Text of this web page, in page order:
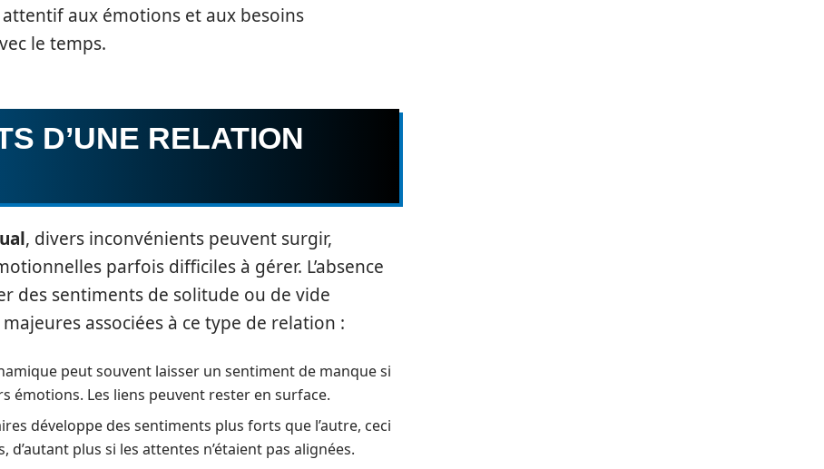
aux émotions et aux besoins
le temps.
D’UNE RELATION
, divers inconvénients peuvent surgir,
parfois difficiles à gérer. L’absence
des sentiments de solitude ou de vide
associées à ce type de relation :
peut souvent laisser un sentiment de manque si
émotions. Les liens peuvent rester en surface.
développe des sentiments plus forts que l’autre, ceci
plus si les attentes n’étaient pas alignées.